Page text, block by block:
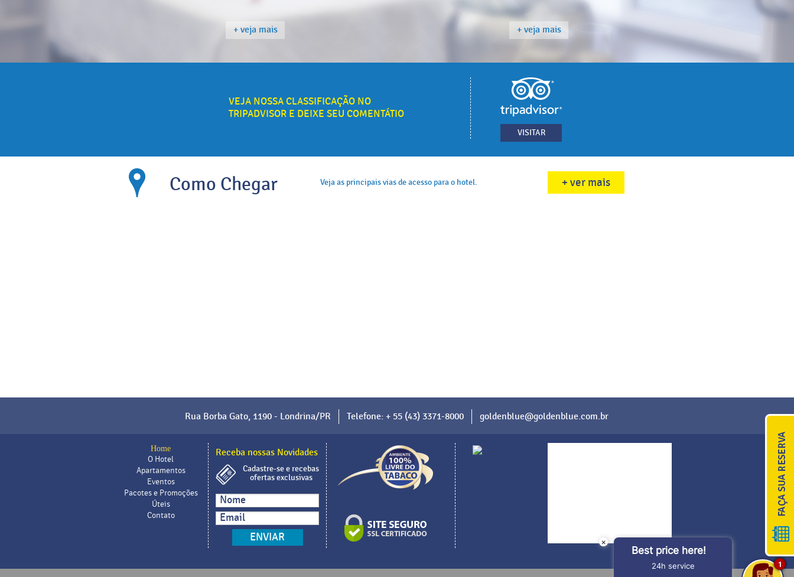
+ veja mais + veja mais
VEJA NOSSA CLASSIFICAÇÃO NO
TRIPADVISOR E DEIXE SEU COMENTÁTIO
VISITAR
Como Chegar Veja as principais vias de acesso para o hotel. + ver mais
Rua Borba Gato, 1190 - Londrina/PR Telefone: + 55 (43) 3371-8000 goldenblue@goldenblue.com.br
Home
O Hotel
Apartamentos
Eventos
Pacotes e Promoções
Úteis
Contato
Receba nossas Novidades
Cadastre-se e recebas
ofertas exclusivas
×
Best price here!
24h service 1